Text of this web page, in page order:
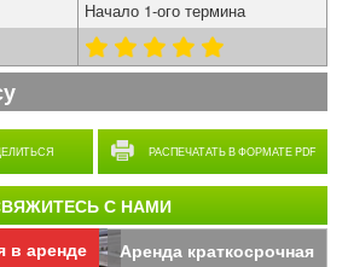
Аренда краткосрочная
в аренде
РАСПЕЧАТАТЬ В ФОРМАТЕ PDF
Начало 1-ого термина
С НАМИ